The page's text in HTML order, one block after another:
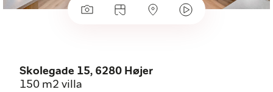
Skolegade 15, 6280 Højer
150 m2 villa